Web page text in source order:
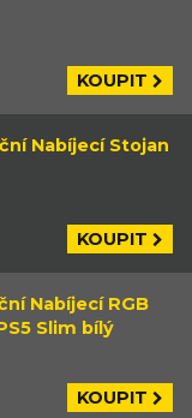
KOUPIT
Nabíjecí Stojan
KOUPIT
Nabíjecí RGB
Slim bílý
KOUPIT